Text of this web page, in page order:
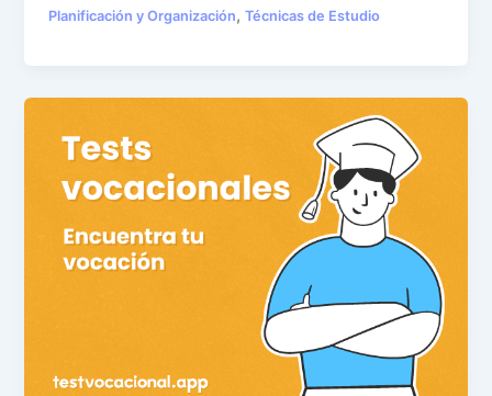
Planificación y Organización,Técnicas de Estudio